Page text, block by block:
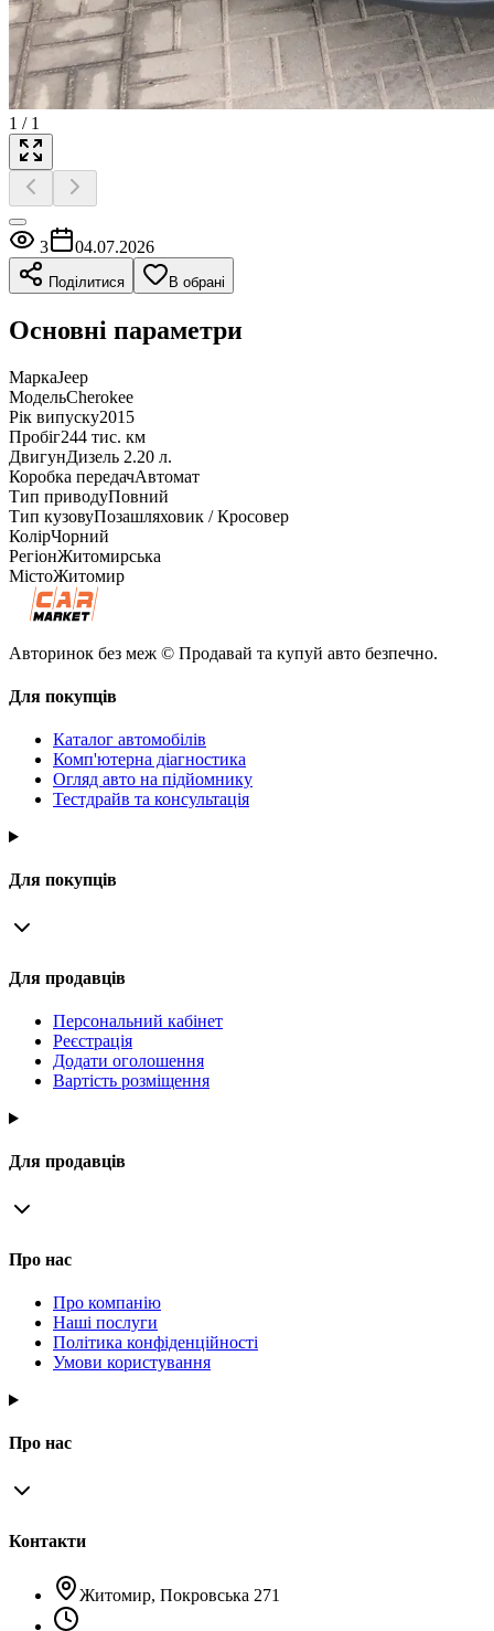
1 / 1
3 04.07.2026
Поділитися В обрані
Основні параметри
МаркаJeep
МодельCherokee
Рік випуску2015
Пробіг244 тис. км
ДвигунДизель 2.20 л.
Коробка передачАвтомат
Тип приводуПовний
Тип кузовуПозашляховик / Кросовер
КолірЧорний
РегіонЖитомирська
МістоЖитомир
Авторинок без меж © Продавай та купуй авто безпечно.
Для покупців
Каталог автомобілів
Комп'ютерна діагностика
Огляд авто на підйомнику
Тестдрайв та консультація
Для покупців
Для продавців
Персональний кабінет
Реєстрація
Додати оголошення
Вартість розміщення
Для продавців
Про нас
Про компанію
Наші послуги
Політика конфіденційності
Умови користування
Про нас
Контакти
Житомир, Покровська 271